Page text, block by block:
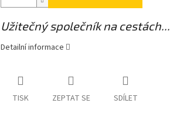
Užitečný společník na cestách...
Detailní informace
TISK ZEPTAT SE SDÍLET